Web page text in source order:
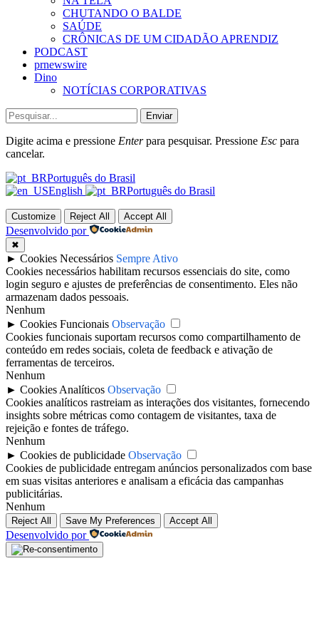
CHUTANDO O BALDE
SAÚDE
CRÔNICAS DE UM CIDADÃO APRENDIZ
PODCAST
prnewswire
Dino
NOTÍCIAS CORPORATIVAS
Enviar
Digite acima e pressione Enterpara pesquisar. Pressione Esc para
cancelar.
Português do Brasil
English
Português do Brasil
Customize Reject All Accept All
Desenvolvido por
✖
► Cookies Necessários Sempre Ativo
Cookies necessários habilitam recursos essenciais do site, como
login seguro e ajustes de preferências de consentimento. Eles não
armazenam dados pessoais.
Nenhum
► Cookies Funcionais Observação
Cookies funcionais suportam recursos como compartilhamento de
conteúdo em redes sociais, coleta de feedback e ativação de
ferramentas de terceiros.
Nenhum
► Cookies Analíticos Observação
Cookies analíticos rastreiam as interações dos visitantes, fornecendo
insights sobre métricas como contagem de visitantes, taxa de
rejeição e fontes de tráfego.
Nenhum
► Cookies de publicidade Observação
Cookies de publicidade entregam anúncios personalizados com base
em suas visitas anteriores e analisam a eficácia das campanhas
publicitárias.
Nenhum
Reject All Save My Preferences Accept All
Desenvolvido por